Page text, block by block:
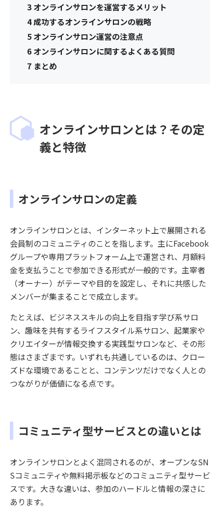
3 オンラインサロンを運営するメリット
4成功するオンラインサロンの戦略
5 オンラインサロン運営の注意点
6 オンラインサロンに関するよくある質問
7 まとめ
オンラインサロンとは？その定
義と特徴
オンラインサロンの定義
オンラインサロンとは、インターネット上で展開される
会員制のコミュニティのことを指します。主にFacebook
グループや専用プラットフォーム上で運営され、月額料
金を支払うことで参加できる形式が一般的です。主宰者
（オーナー）がテーマや目的を設定し、それに共感した
メンバーが集まることで成立します。
たとえば、ビジネススキルの向上を目指す学び系サロ
ン、趣味を共有するライフスタイル系サロン、起業家や
クリエイターが情報交換する実践型サロンなど、その形
態はさまざまです。いずれも共通しているのは、クロー
ズドな環境であることと、コンテンツだけでなく人との
つながりが価値になる点です。
コミュニティ型サービスとの違いとは
オンラインサロンとよく混同されるのが、オープンなSN
Sコミュニティや無料掲示板などのコミュニティ型サービ
スです。大きな違いは、参加のハードルと情報の深さに
あります。